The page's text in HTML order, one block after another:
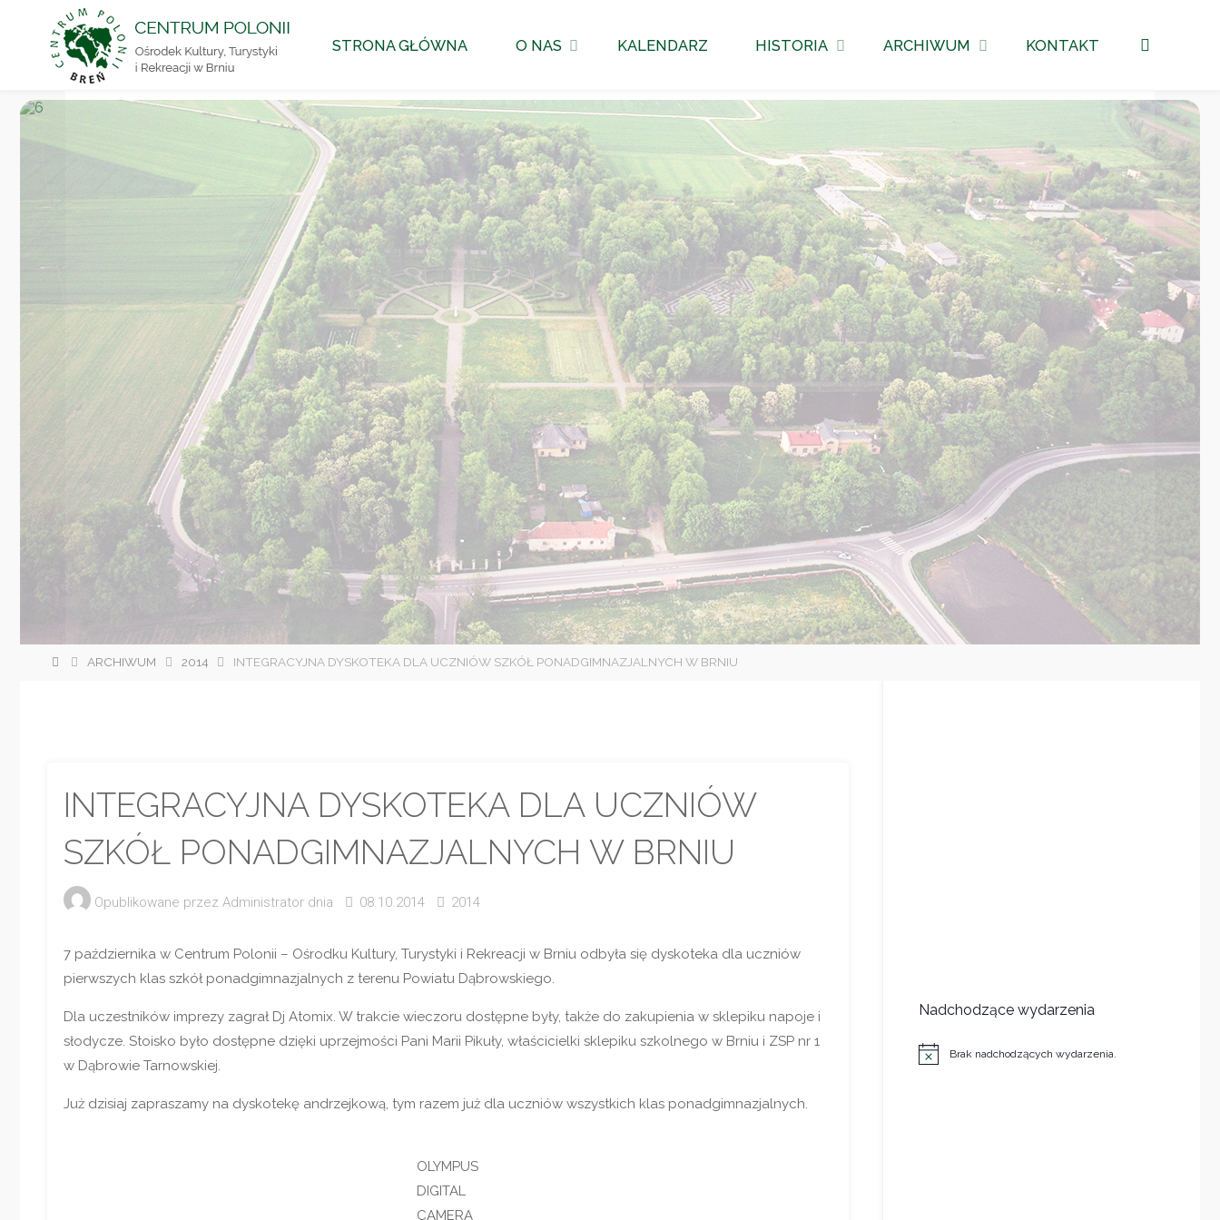
Ośrodek
i
Rekreacji
w Brniu
treści
STRONA GŁÓWNA O NAS KALENDARZ HISTORIA ARCHIWUM KONTAKT
StronaARCHIWUM 2014 INTEGRACYJNA DYSKOTEKA DLA UCZNIÓW SZKÓŁ PONADGIMNAZJALNYCH W BRNIU
INTEGRACYJNA DYSKOTEKA DLA UCZNIÓW
SZKÓŁ PONADGIMNAZJALNYCH W BRNIU
Opublikowane przez Administrator dnia 08.10.2014 2014
7 października w Centrum Polonii – Ośrodku Kultury, Turystyki i Rekreacji w Brniu odbyła się dyskoteka dla uczniów
pierwszych klas szkół ponadgimnazjalnych z terenu Powiatu Dąbrowskiego.
Dla uczestników imprezy zagrał Dj Atomix. W trakcie wieczoru dostępne były, także do zakupienia w sklepiku napoje i
słodycze. Stoisko było dostępne dzięki uprzejmości Pani Marii Pikuły, właścicielki sklepiku szkolnego w Brniu i ZSP nr 1
w Dąbrowie Tarnowskiej.
Już dzisiaj zapraszamy na dyskotekę andrzejkową, tym razem już dla uczniów wszystkich klas ponadgimnazjalnych.
OLYMPUS
DIGITAL
CAMERA
Nadchodzące wydarzenia
Powiadomienie
Brak nadchodzących wydarzenia.